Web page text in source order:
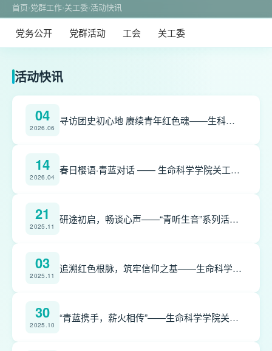
首页›党群工作›关工委›活动快讯
党务公开 党群活动 工会 关工委
活动快讯
04
2026.06
寻访团史初心地 赓续青年红色魂——生科院关工委联合2024级非师范本科生团支部开展红色研学活动
14
2026.04
春日樱语·青蓝对话 —— 生命科学学院关工委举行“老带新”主题沙龙活动
21
2025.11
研途初启，畅谈心声——“青听生音”系列活动第一期顺利举办
03
2025.11
追溯红色根脉，筑牢信仰之基——生命科学学院学生党员携手关工委老师共赴中共一大、二大会址开展实践教育
30
2025.10
“青蓝携手，薪火相传”——生命科学学院关工委“青蓝工程”结对会议顺利召开